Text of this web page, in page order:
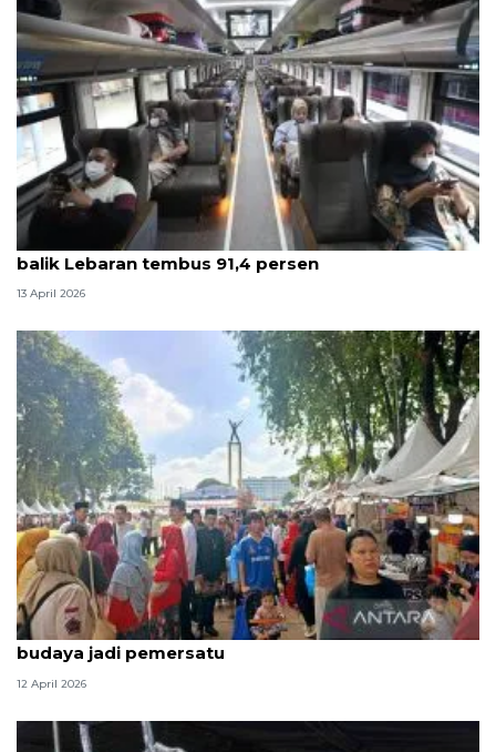
Survei ANTARA: Kepuasan pelanggan KAI saat arus
balik Lebaran tembus 91,4 persen
13 April 2026
Ketum Bamus sebut Lebaran Betawi 2026 maknai
budaya jadi pemersatu
12 April 2026